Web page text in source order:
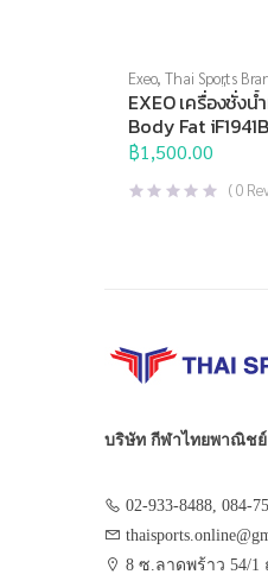
Exeo,Thai Sports
ขวัญ,อุปกรณ์เพื่อสุขภ
เครื่องชั่งน้ำหนักวัดไขมั
EXEO เครื่องชั่ง
Body Fat
ต่อ Smartphone ไ
฿1,500.00
(0
บริษัท กีฬาไทยพาณิชย์
02-933-8488, 084-
8 ซ.ลาดพร้าว 54/1